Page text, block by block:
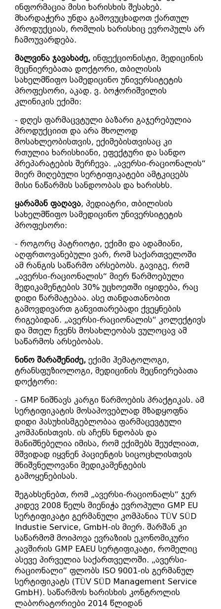
ინფორმაცია მისი ხარისხის შესახებ.
მხარდაჭერა უნდა გამოვუცხადოთ ქართულ
პროდუქციას, რომლის ხარისხიც ევროპულს არ
ჩამოუვარდება.
მალვინა ჯავახაძე, ინფექციონისტი, მედიცინის
მეცნიერებათა დოქტორი, თბილისის
სახელმწიფო სამედიცინო უნივერსიტეტის
პროფესორი, აკად. ვ. ბოჭორიშვილის
კლინიკის ექიმი:
- დღეს ფარმაცვტული ბაზარი გაჯერებულია
პროდუქციით და არა მხოლოდ
მოსახლეობისთვის, ექიმებისთვისაც კი
რთულია ხარისხიანი, ეფექტური და სანდო
პრეპარატების შერჩევა. „ავერსი-რაციონალის“
მიერ მიღებული სერტიფიკატები ამტკიცებს
მისი ნაწარმის სანდოობას და ხარისხს.
ყარამან ფაღავა, პედიატრი, თბილისის
სახელმწიფო სამედიცინო უნივერსიტეტის
პროფესორი:
- როგორც პატრიოტი, ექიმი და ადამიანი,
აღფრთოვანებული ვარ, რომ საქართველოში
ამ რანგის საწარმო არსებობს. გავიგე, რომ
„ავერსი-რაციონალის“ მიერ წარმოებული
მედიკამენტების 30% უცხოეთში იყიდება, რაც
დიდი წარმატებაა. ასე თანდათანობით
გამოვდივართ განვითარებადი ქვეყნების
რიგებიდან. „ავერსი-რაციონალის“ კოლექტივს
და მთელ ჩვენს მოსახლეობას ვულოცავ ამ
საწარმოს არსებობას.
ნინო შარაშენიძე, ექიმი ჰემატოლოგი,
ტრანსფუზიოლოგი, მედიცინის მეცნიერებათა
დოქტორი:
- GMP ნიშნავს კარგი წარმოების პრაქტიკას. ამ
სერტიფიკატის მოსაპოვებლად მზადყოფნა
დიდი პასუხისმგებლობაა ფარმაცევტული
კომპანისთვის. ის აჩენს ნდობას და
მანიშნებელია იმისა, რომ ექიმებს შეუძლიათ,
მშვიდად იყვნენ პაციენტის სიცოცხლისთვის
მნიშვნელოვანი მედიკამენტების
გამოყენებისას.
შეგახსენებთ, რომ „ავერსი-რაციონალს“ ჯერ
კიდევ 2008 წელს მიენიჭა ევროპული GMP EU
სერტიფიკატი გერმანული კომპანია TÜV SÜD
Industie Service, GmbH-ის მიერ. შარშან კი
საწარმომ მოიპოვა ევრაზიის ეკონომიკური
კავშირის GMP EAEU სერტიფიკატი, რომელიც
ასევე პირველია საქართველოში. „ავერსი-
რაციონალი“ ფლობს ISO 9001-ის გერმანულ
სერტიფიკატს (TÜV SÜD Management Service
GmbH). საწარმოს ხარისხის კონტროლის
ლაბორატორიები 2014 წლიდან